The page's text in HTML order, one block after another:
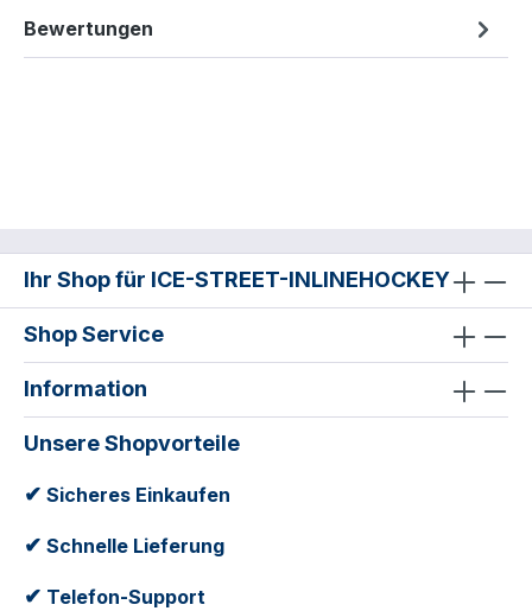
Bewertungen
Ihr Shop für ICE-STREET-INLINEHOCKEY
Shop Service
Information
Unsere Shopvorteile
✔ Sicheres Einkaufen
✔ Schnelle Lieferung
✔ Telefon-Support